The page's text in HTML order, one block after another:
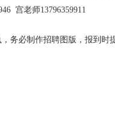
宫老师13796359911
务必制作招聘图版，报到